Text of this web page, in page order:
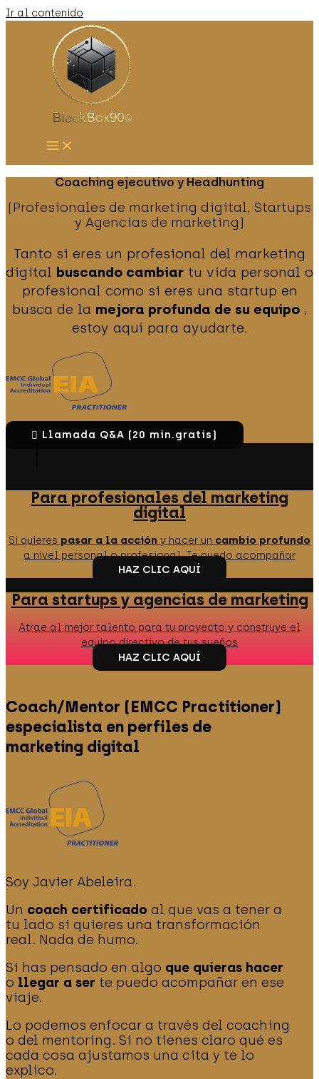
Ir al contenido
Coaching ejecutivo y Headhunting
(Profesionales de marketing digital, Startups
y Agencias de marketing)
Tanto si eres un profesional del marketing
digital buscando cambiar tu vida personal o
profesional como si eres una startup en
busca de la mejora profunda de su equipo,
estoy aquí para ayudarte.
Llamada Q&A (20 min.gratis)
Para profesionales del marketing
digital
Si quieres pasar a la acción y hacer un cambio profundo
a nivel personal o profesional. Te puedo acompañar
HAZ CLIC AQUÍ
Para startups y agencias de marketing
Atrae al mejor talento para tu proyecto y construye el
equipo directivo de tus sueños
HAZ CLIC AQUÍ
Coach/Mentor (EMCC Practitioner)
especialista en perfiles de
marketing digital
Soy Javier Abeleira.
Un coach certificado al que vas a tener a
tu lado si quieres una transformación
real. Nada de humo.
Si has pensado en algo que quieras hacer
o llegar a ser te puedo acompañar en ese
viaje.
Lo podemos enfocar a través del coaching
o del mentoring. Si no tienes claro qué es
cada cosa ajustamos una cita y te lo
explico.